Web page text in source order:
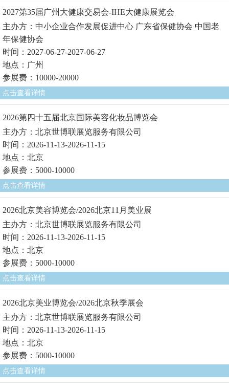
2027第35届广州大健康交易会-IHE大健康展览会
主办方：中小企业合作发展促进中心 广东省保健协会 中国老
年保健协会
时间：2027-06-27-2027-06-27
地点：广州
参展费：10000-20000
点击查看详情
2026第四十五届北京国际美容化妆品博览会
主办方：北京世博联展览服务有限公司
时间：2026-11-13-2026-11-15
地点：北京
参展费：5000-10000
点击查看详情
2026北京美容博览会/2026北京11月美业展
主办方：北京世博联展览服务有限公司
时间：2026-11-13-2026-11-15
地点：北京
参展费：5000-10000
点击查看详情
2026北京美业博览会/2026北京秋季展会
主办方：北京世博联展览服务有限公司
时间：2026-11-13-2026-11-15
地点：北京
参展费：5000-10000
点击查看详情